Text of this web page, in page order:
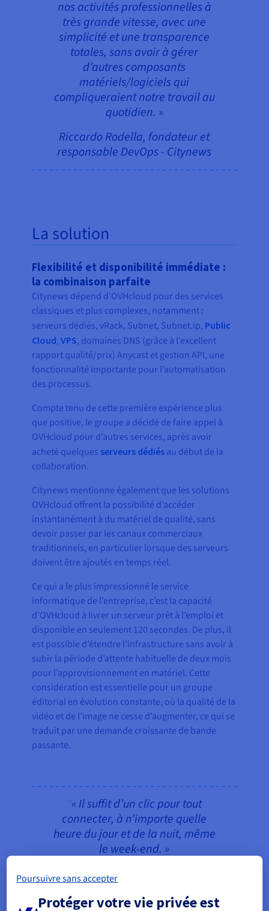
nos activités professionnelles à
très grande vitesse, avec une
simplicité et une transparence
totales, sans avoir à gérer
d’autres composants
matériels/logiciels qui
compliqueraient notre travail au
quotidien. »
Riccardo Rodella, fondateur et
responsable DevOps - Citynews
La solution
Flexibilité et disponibilité immédiate :
la combinaison parfaite
Citynews dépend d’OVHcloud pour des services
classiques et plus complexes, notamment :
serveurs dédiés, vRack, Subnet, Subnet.ip, Public
Cloud,VPS, domaines DNS (grâce à l’excellent
rapport qualité/prix) Anycast et gestion API, une
fonctionnalité importante pour l’automatisation
des processus.
Compte tenu de cette première expérience plus
que positive, le groupe a décidé de faire appel à
OVHcloud pour d’autres services, après avoir
acheté quelques serveurs dédiés au début de la
collaboration.
Citynews mentionne également que les solutions
OVHcloud offrent la possibilité d’accéder
instantanément à du matériel de qualité, sans
devoir passer par les canaux commerciaux
traditionnels, en particulier lorsque des serveurs
doivent être ajoutés en temps réel.
Ce qui a le plus impressionné le service
informatique de l’entreprise, c’est la capacité
d’OVHcloud à livrer un serveur prêt à l’emploi et
disponible en seulement 120 secondes. De plus, il
est possible d’étendre l’infrastructure sans avoir à
subir la période d’attente habituelle de deux mois
pour l’approvisionnement en matériel. Cette
considération est essentielle pour un groupe
éditorial en évolution constante, où la qualité de la
vidéo et de l’image ne cesse d’augmenter, ce qui se
traduit par une demande croissante de bande
passante.
« Il suffit d’un clic pour tout
connecter, à n’importe quelle
heure du jour et de la nuit, même
le week-end. »
Stefano Molisso, responsable de
l’administration système -
Poursuivre sans accepter
Protéger votre vie privée est